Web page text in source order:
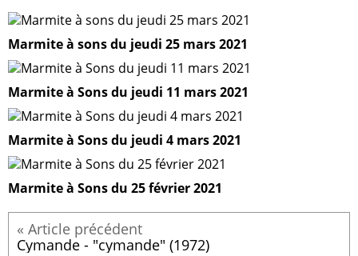
Marmite à sons du jeudi 25 mars 2021
Marmite à Sons du jeudi 11 mars 2021
Marmite à Sons du jeudi 4 mars 2021
Marmite à Sons du 25 février 2021
Cymande - "cymande" (1972)